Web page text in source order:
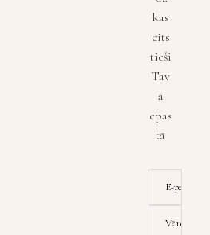
kas
cits
tieši
Tav
ā
epas
tā
E-pasta
Vārds